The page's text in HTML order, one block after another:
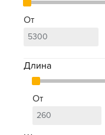
От
Длина
От